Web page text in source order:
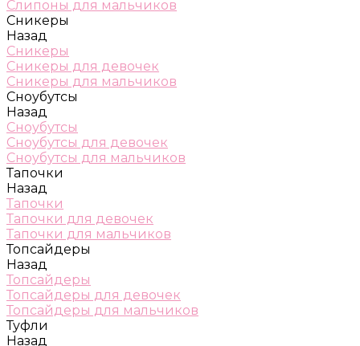
Слипоны для мальчиков
Сникеры
Назад
Сникеры
Сникеры для девочек
Сникеры для мальчиков
Сноубутсы
Назад
Сноубутсы
Сноубутсы для девочек
Сноубутсы для мальчиков
Тапочки
Назад
Тапочки
Тапочки для девочек
Тапочки для мальчиков
Топсайдеры
Назад
Топсайдеры
Топсайдеры для девочек
Топсайдеры для мальчиков
Туфли
Назад